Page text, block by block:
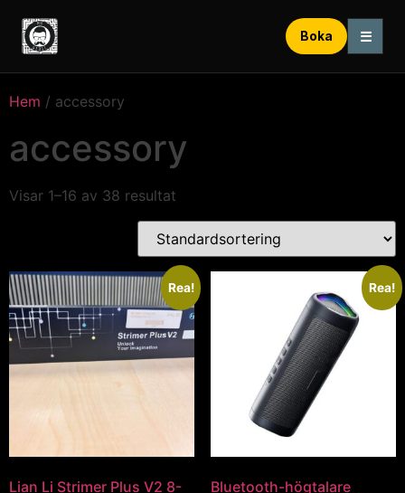
Boka ☰
Hem / accessory
accessory
Visar 1–16 av 38 resultat
Rea!
Lian Li Strimer Plus V2 8-
Rea!
Bluetooth-högtalare